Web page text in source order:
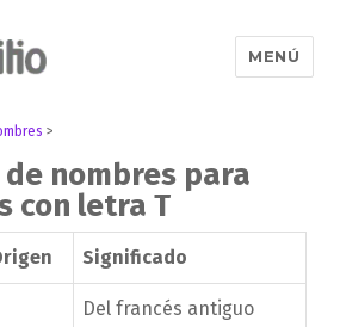
MENÚ
>
nombres para
con letra T
Significado
Del francés antiguo